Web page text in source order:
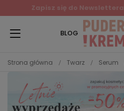
Zapisz się do Newslettera
BLOG
Strona główna Twarz Serum